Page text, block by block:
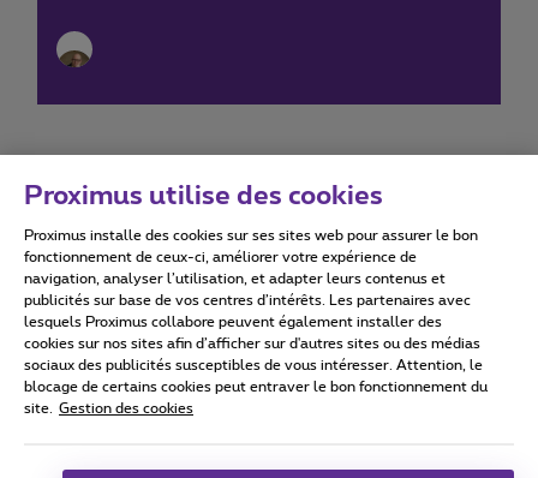
Conditions d'utilisation Accessibility statement
Tous droits réservés. © 2026 Proximus
Conditions générales, info consommateur
Proximus utilise des cookies
Proximus installe des cookies sur ses sites web pour assurer le bon
fonctionnement de ceux-ci, améliorer votre expérience de
navigation, analyser l’utilisation, et adapter leurs contenus et
publicités sur base de vos centres d’intérêts. Les partenaires avec
lesquels Proximus collabore peuvent également installer des
cookies sur nos sites afin d’afficher sur d'autres sites ou des médias
sociaux des publicités susceptibles de vous intéresser. Attention, le
blocage de certains cookies peut entraver le bon fonctionnement du
site.
Gestion des cookies